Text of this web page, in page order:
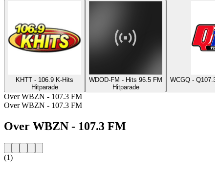
KHTT - 106.9 K-Hits
Hitparade
WDOD-FM - Hits 96.5 FM
Hitparade
WCGQ -
Over WBZN - 107.3 FM
Over WBZN - 107.3 FM
Over WBZN - 107.3 FM
(1)